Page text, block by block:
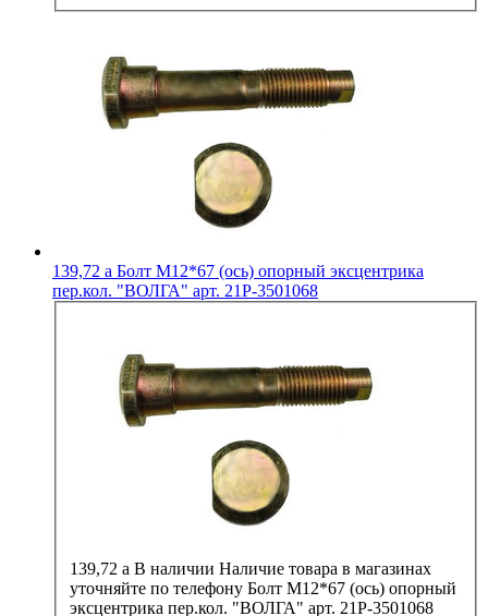
139,72 a Болт М12*67 (ось) опорный эксцентрика
пер.кол. "ВОЛГА" арт. 21Р-3501068
139,72 a В наличии Наличие товара в магазинах
уточняйте по телефону Болт М12*67 (ось) опорный
эксцентрика пер.кол. "ВОЛГА" арт. 21Р-3501068